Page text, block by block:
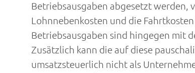
Betriebsausgaben abgesetzt werden,
Lohnnebenkosten und die
Betriebsausgaben sind hingegen mit
Zusätzlich kann die auf diese
umsatzsteuerlich nicht als